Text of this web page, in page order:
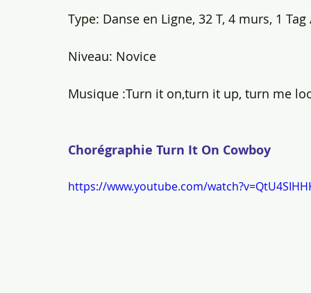
Type: Danse en Ligne, 32 T, 4 murs, 1
Niveau: Novice
Musique :Turn it on,turn it up, turn me
Chorégraphie Turn It On Cowboy
https://www.youtube.com/